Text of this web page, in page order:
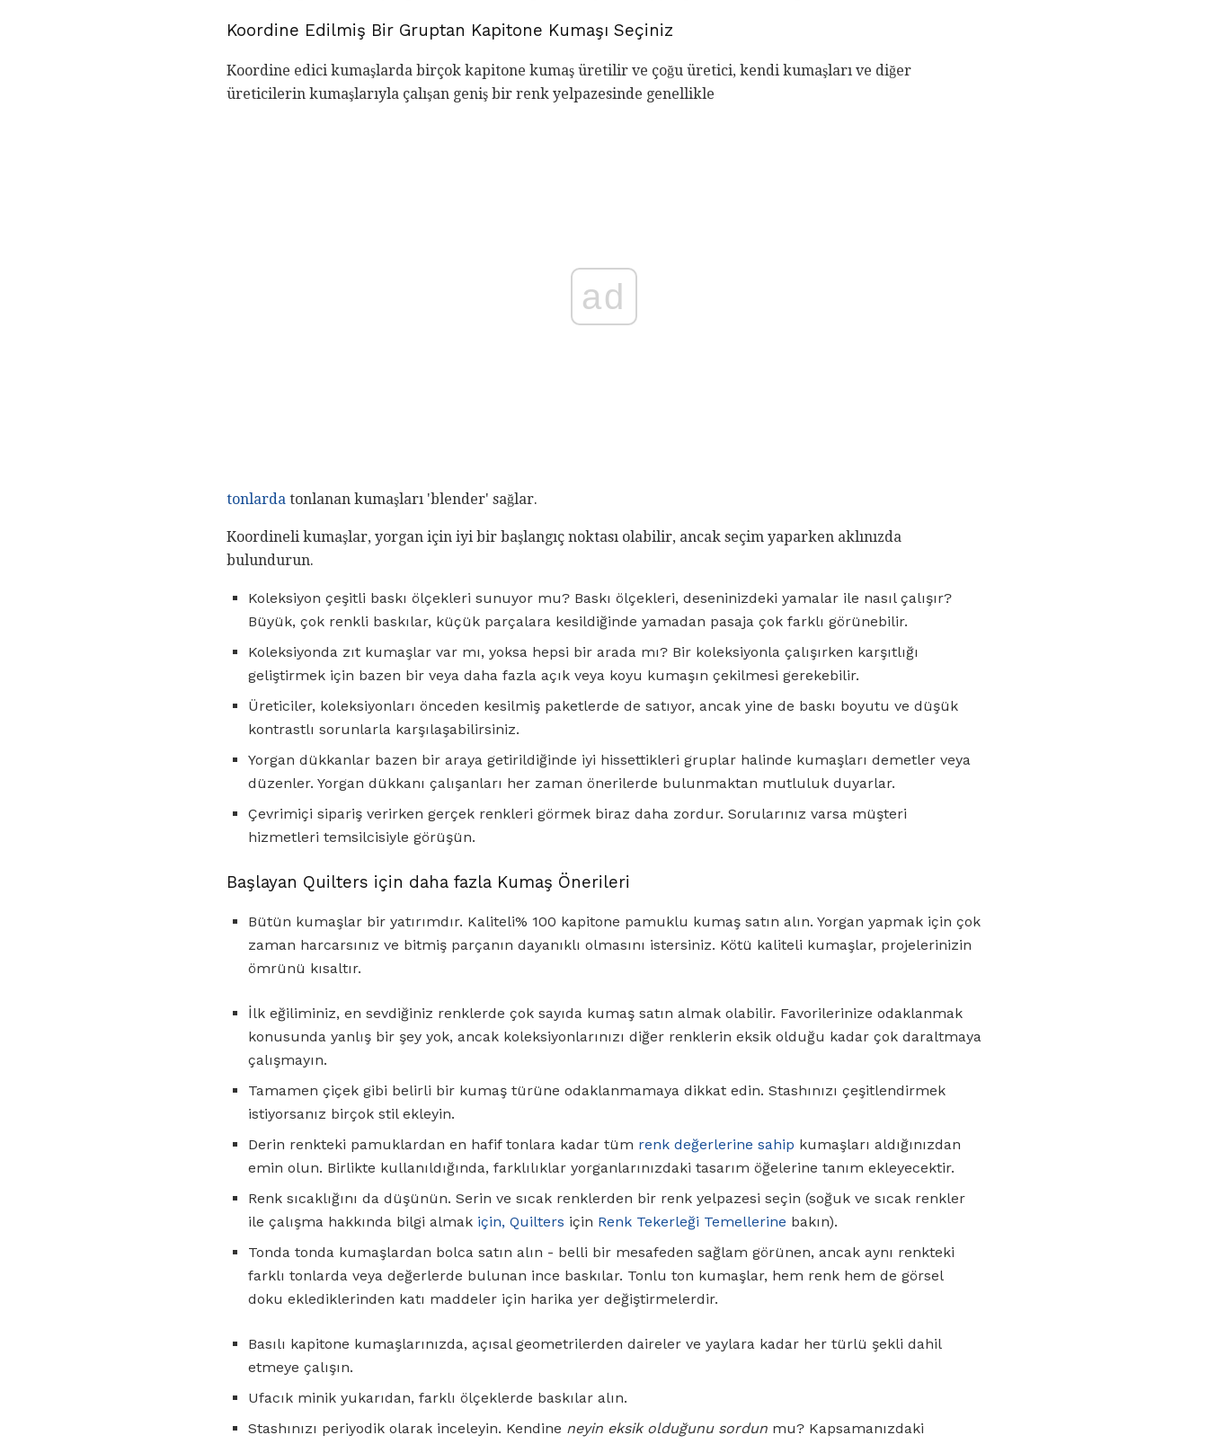
Koordine Edilmiş Bir Gruptan Kapitone Kumaşı Seçiniz
Koordine edici kumaşlarda birçok kapitone kumaş üretilir ve çoğu üretici, kendi kumaşları ve diğer
üreticilerin kumaşlarıyla çalışan geniş bir renk yelpazesinde genellikle
ad
tonlarda tonlanan kumaşları 'blender' sağlar.
Koordineli kumaşlar, yorgan için iyi bir başlangıç ​​noktası olabilir, ancak seçim yaparken aklınızda
bulundurun.
Koleksiyon çeşitli baskı ölçekleri sunuyor mu? Baskı ölçekleri, deseninizdeki yamalar ile nasıl çalışır?
Büyük, çok renkli baskılar, küçük parçalara kesildiğinde yamadan pasaja çok farklı görünebilir.
Koleksiyonda zıt kumaşlar var mı, yoksa hepsi bir arada mı? Bir koleksiyonla çalışırken karşıtlığı
geliştirmek için bazen bir veya daha fazla açık veya koyu kumaşın çekilmesi gerekebilir.
Üreticiler, koleksiyonları önceden kesilmiş paketlerde de satıyor, ancak yine de baskı boyutu ve düşük
kontrastlı sorunlarla karşılaşabilirsiniz.
Yorgan dükkanlar bazen bir araya getirildiğinde iyi hissettikleri gruplar halinde kumaşları demetler veya
düzenler. Yorgan dükkanı çalışanları her zaman önerilerde bulunmaktan mutluluk duyarlar.
Çevrimiçi sipariş verirken gerçek renkleri görmek biraz daha zordur. Sorularınız varsa müşteri
hizmetleri temsilcisiyle görüşün.
Başlayan Quilters için daha fazla Kumaş Önerileri
Bütün kumaşlar bir yatırımdır. Kaliteli% 100 kapitone pamuklu kumaş satın alın. Yorgan yapmak için çok
zaman harcarsınız ve bitmiş parçanın dayanıklı olmasını istersiniz. Kötü kaliteli kumaşlar, projelerinizin
ömrünü kısaltır.
İlk eğiliminiz, en sevdiğiniz renklerde çok sayıda kumaş satın almak olabilir. Favorilerinize odaklanmak
konusunda yanlış bir şey yok, ancak koleksiyonlarınızı diğer renklerin eksik olduğu kadar çok daraltmaya
çalışmayın.
Tamamen çiçek gibi belirli bir kumaş türüne odaklanmamaya dikkat edin. Stashınızı çeşitlendirmek
istiyorsanız birçok stil ekleyin.
Derin renkteki pamuklardan en hafif tonlara kadar tüm renk değerlerine sahip kumaşları aldığınızdan
emin olun. Birlikte kullanıldığında, farklılıklar yorganlarınızdaki tasarım öğelerine tanım ekleyecektir.
Renk sıcaklığını da düşünün. Serin ve sıcak renklerden bir renk yelpazesi seçin (soğuk ve sıcak renkler
ile çalışma hakkında bilgi almak için, Quilters için Renk Tekerleği Temellerine bakın).
Tonda tonda kumaşlardan bolca satın alın - belli bir mesafeden sağlam görünen, ancak aynı renkteki
farklı tonlarda veya değerlerde bulunan ince baskılar. Tonlu ton kumaşlar, hem renk hem de görsel
doku eklediklerinden katı maddeler için harika yer değiştirmelerdir.
Basılı kapitone kumaşlarınızda, açısal geometrilerden daireler ve yaylara kadar her türlü şekli dahil
etmeye çalışın.
Ufacık minik yukarıdan, farklı ölçeklerde baskılar alın.
Stashınızı periyodik olarak inceleyin. Kendine neyin eksik olduğunu sordun mu? Kapsamanızdaki